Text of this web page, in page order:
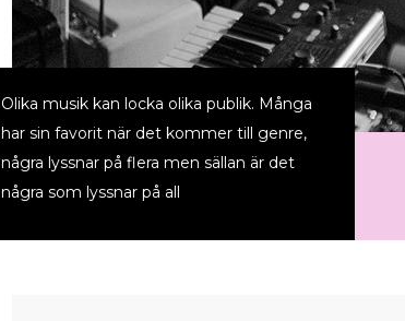
Olika musik kan locka olika publik. Många
har sin favorit när det kommer till genre,
några lyssnar på flera men sällan är det
några som lyssnar på all